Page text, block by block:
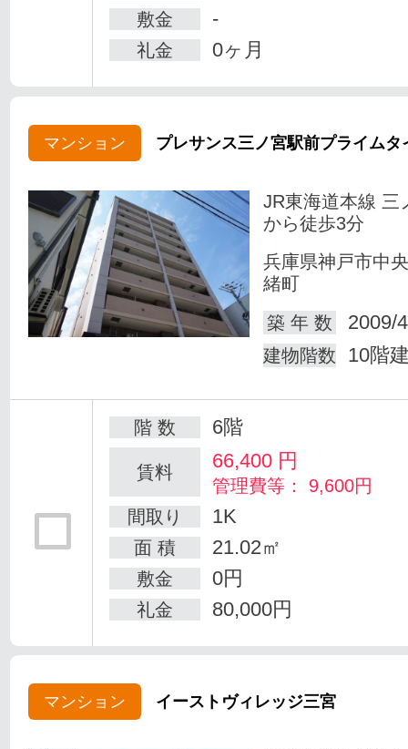
敷金 -
礼金 0ヶ月
マンション プレサンス三ノ宮駅前プライムタ
JR東海道本線 三
から徒歩3分
兵庫県神戸市中
緒町
築 年 数
2009/
建物階数 10階
階 数 6階
賃料 66,400 円
管理費等： 9,600円
間取り
1K
面 積 21.02㎡
敷金 0円
礼金 80,000円
マンション イーストヴィレッジ三宮